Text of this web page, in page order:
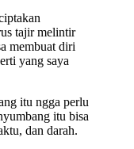
tajir melintir
membuat diri
yang saya
itu ngga perlu
itu bisa
dan darah.